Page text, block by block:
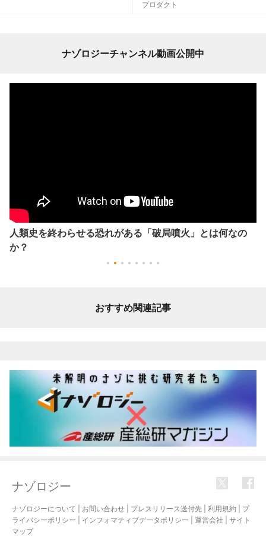
プロダクト
ナゾロジーチャンネル動画公開中
人類史を終わらせる恐れがある「破局噴火」とは何なの
か？
おすすめ関連記事
ナゾロジー
ナゾロジーについて お問い合わせ プレスリリース送付先 利用規約
プ
ライバシーポリシー
インフォマティブデータポリシー 運営会社
サイト
マップ